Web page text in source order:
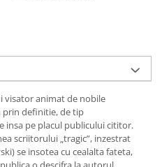
visator animat de nobile
prin definitie, de tip
insa pe placul publicului cititor.
scriitorului „tragic”, inzestrat
se insotea cu cealalta fateta,